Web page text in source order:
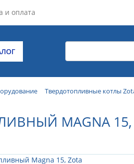
и оплата
Твердотопливные котлы
MAGNA 15,